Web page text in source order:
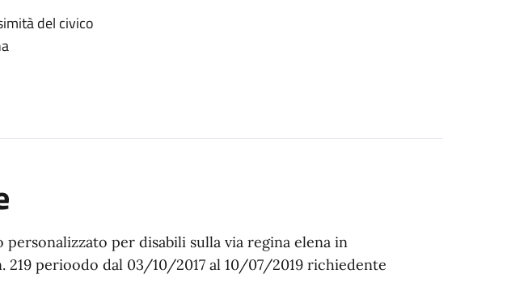
del civico
personalizzato per disabili sulla via regina elena in
219 perioodo dal 03/10/2017 al 10/07/2019 richiedente